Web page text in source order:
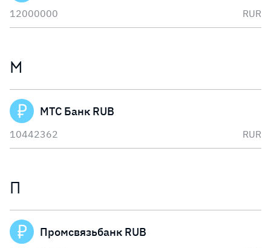
12000000 RUR
М
МТС Банк RUB
10442362 RUR
П
Промсвязьбанк RUB